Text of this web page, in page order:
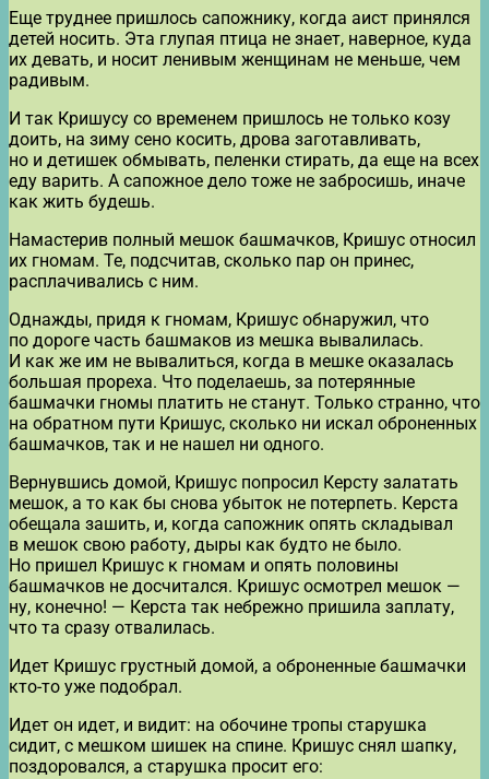
Еще труднее пришлось сапожнику, когда аист принялся
детей носить. Эта глупая птица не знает, наверное, куда
их девать, и носит ленивым женщинам не меньше, чем
радивым.
И так Кришусу со временем пришлось не только козу
доить, на зиму сено косить, дрова заготавливать,
но и детишек обмывать, пеленки стирать, да еще на всех
еду варить. А сапожное дело тоже не забросишь, иначе
как жить будешь.
Намастерив полный мешок башмачков, Кришус относил
их гномам. Те, подсчитав, сколько пар он принес,
расплачивались с ним.
Однажды, придя к гномам, Кришус обнаружил, что
по дороге часть башмаков из мешка вывалилась.
И как же им не вывалиться, когда в мешке оказалась
большая прореха. Что поделаешь, за потерянные
башмачки гномы платить не станут. Только странно, что
на обратном пути Кришус, сколько ни искал оброненных
башмачков, так и не нашел ни одного.
Вернувшись домой, Кришус попросил Керсту залатать
мешок, а то как бы снова убыток не потерпеть. Керста
обещала зашить, и, когда сапожник опять складывал
в мешок свою работу, дыры как будто не было.
Но пришел Кришус к гномам и опять половины
башмачков не досчитался. Кришус осмотрел мешок —
ну, конечно! — Керста так небрежно пришила заплату,
что та сразу отвалилась.
Идет Кришус грустный домой, а оброненные башмачки
кто-то уже подобрал.
Идет он идет, и видит: на обочине тропы старушка
сидит, с мешком шишек на спине. Кришус снял шапку,
поздоровался, а старушка просит его: